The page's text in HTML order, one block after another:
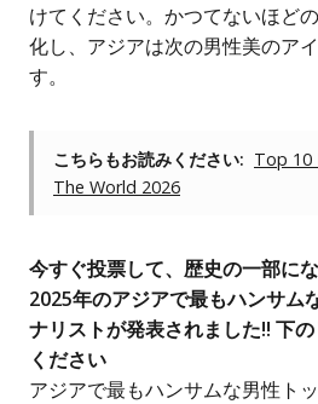
けてください。かつてないほど
化し、アジアは次の男性美のア
す。
こちらもお読みください: Top 10
The World 2026
今すぐ投票して、歴史の一部にな
2025年のアジアで最もハンサム
ナリストが発表されました!! 下
ください
アジアで最もハンサムな男性ト